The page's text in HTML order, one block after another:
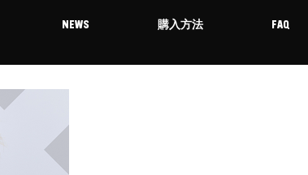
NEWS 購入方法 FAQ